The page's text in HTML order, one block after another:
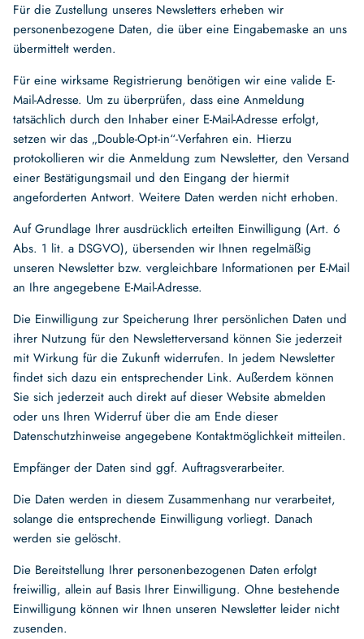
Für die Zustellung unseres Newsletters erheben wir
personenbezogene Daten, die über eine Eingabemaske an uns
übermittelt werden.
Für eine wirksame Registrierung benötigen wir eine valide E-
Mail-Adresse. Um zu überprüfen, dass eine Anmeldung
tatsächlich durch den Inhaber einer E-Mail-Adresse erfolgt,
setzen wir das „Double-Opt-in“-Verfahren ein. Hierzu
protokollieren wir die Anmeldung zum Newsletter, den Versand
einer Bestätigungsmail und den Eingang der hiermit
angeforderten Antwort. Weitere Daten werden nicht erhoben.
Auf Grundlage Ihrer ausdrücklich erteilten Einwilligung (Art. 6
Abs. 1 lit. a DSGVO), übersenden wir Ihnen regelmäßig
unseren Newsletter bzw. vergleichbare Informationen per E-Mail
an Ihre angegebene E-Mail-Adresse.
Die Einwilligung zur Speicherung Ihrer persönlichen Daten und
ihrer Nutzung für den Newsletterversand können Sie jederzeit
mit Wirkung für die Zukunft widerrufen. In jedem Newsletter
findet sich dazu ein entsprechender Link. Außerdem können
Sie sich jederzeit auch direkt auf dieser Website abmelden
oder uns Ihren Widerruf über die am Ende dieser
Datenschutzhinweise angegebene Kontaktmöglichkeit mitteilen.
Empfänger der Daten sind ggf. Auftragsverarbeiter.
Die Daten werden in diesem Zusammenhang nur verarbeitet,
solange die entsprechende Einwilligung vorliegt. Danach
werden sie gelöscht.
Die Bereitstellung Ihrer personenbezogenen Daten erfolgt
freiwillig, allein auf Basis Ihrer Einwilligung. Ohne bestehende
Einwilligung können wir Ihnen unseren Newsletter leider nicht
zusenden.